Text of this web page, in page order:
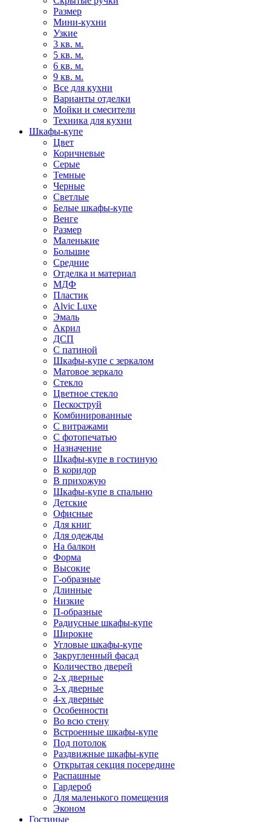
Размер
Мини-кухни
Узкие
3 кв. м.
5 кв. м.
6 кв. м.
9 кв. м.
Все для кухни
Варианты отделки
Мойки и смесители
Техника для кухни
Шкафы-купе
Цвет
Коричневые
Серые
Темные
Черные
Светлые
Белые шкафы-купе
Венге
Размер
Маленькие
Большие
Средние
Отделка и материал
МДФ
Пластик
Alvic Luxe
Эмаль
Акрил
ДСП
С патиной
Шкафы-купе с зеркалом
Матовое зеркало
Стекло
Цветное стекло
Пескоструй
Комбинированные
С витражами
С фотопечатью
Назначение
Шкафы-купе в гостиную
В коридор
В прихожую
Шкафы-купе в спальню
Детские
Офисные
Для книг
Для одежды
На балкон
Форма
Высокие
Г-образные
Длинные
Низкие
П-образные
Радиусные шкафы-купе
Широкие
Угловые шкафы-купе
Закругленный фасад
Количество дверей
2-х дверные
3-х дверные
4-х дверные
Особенности
Во всю стену
Встроенные шкафы-купе
Под потолок
Раздвижные шкафы-купе
Открытая секция посередине
Распашные
Гардероб
Для маленького помещения
Эконом
Гостиные